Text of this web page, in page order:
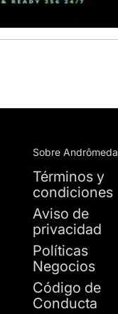
Sobre Andrômeda
Términos y
condiciones
Aviso de
privacidad
Políticas
Negocios
Código de
Conducta